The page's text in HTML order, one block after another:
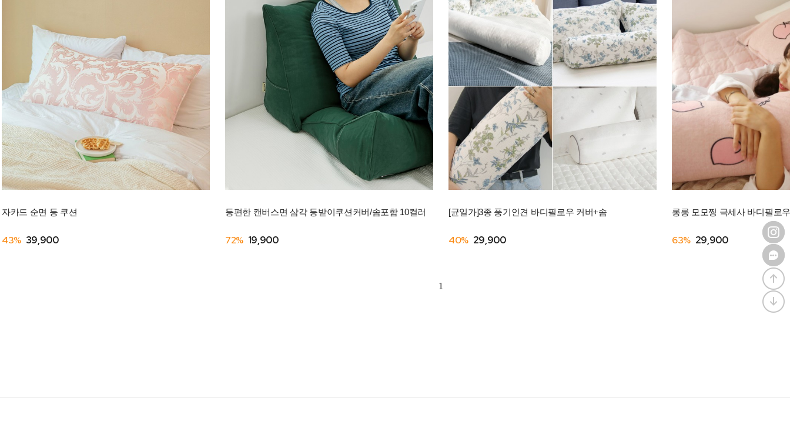
자카드 순면 등 쿠션
43% 39,900
등편한 캔버스면 삼각 등받이쿠션커버/솜포함 10컬러
72% 19,900
[균일가]3종 풍기인견 바디필로우 커버+솜
40% 29,900
롱롱 모모찡 극세사 바디필로
63% 29,900
1